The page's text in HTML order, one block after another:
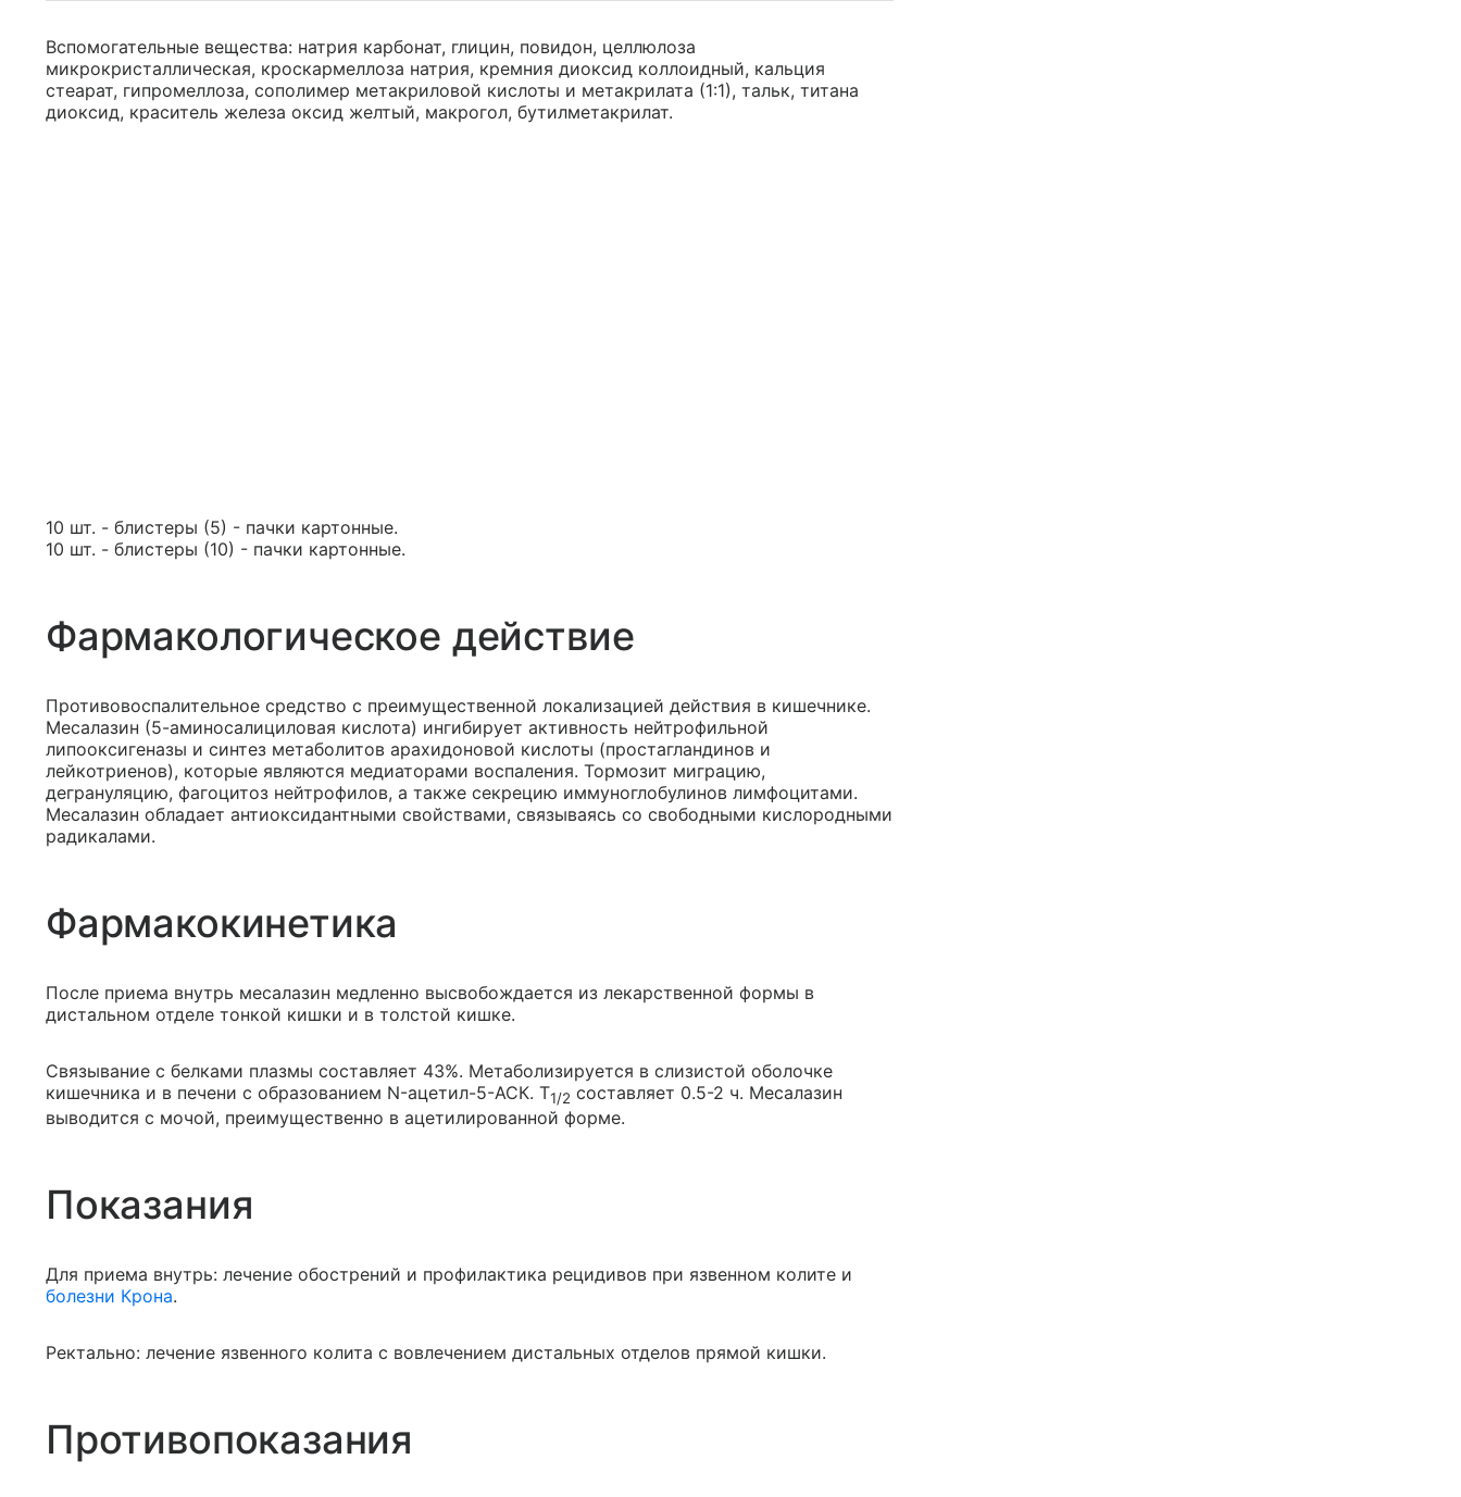
Вспомогательные вещества: натрия карбонат, глицин, повидон, целлюлоза
микрокристаллическая, кроскармеллоза натрия, кремния диоксид коллоидный, кальция
стеарат, гипромеллоза, сополимер метакриловой кислоты и метакрилата (1:1), тальк, титана
диоксид, краситель железа оксид желтый, макрогол, бутилметакрилат.
10 шт. - блистеры (5) - пачки картонные.
10 шт. - блистеры (10) - пачки картонные.
Фармакологическое действие
Противовоспалительное средство с преимущественной локализацией действия в кишечнике.
Месалазин (5-аминосалициловая кислота) ингибирует активность нейтрофильной
липооксигеназы и синтез метаболитов арахидоновой кислоты (простагландинов и
лейкотриенов), которые являются медиаторами воспаления. Тормозит миграцию,
дегрануляцию, фагоцитоз нейтрофилов, а также секрецию иммуноглобулинов лимфоцитами.
Месалазин обладает антиоксидантными свойствами, связываясь со свободными кислородными
радикалами.
Фармакокинетика
После приема внутрь месалазин медленно высвобождается из лекарственной формы в
дистальном отделе тонкой кишки и в толстой кишке.
Связывание с белками плазмы составляет 43%. Метаболизируется в слизистой оболочке
кишечника и в печени с образованием N-ацетил-5-АСК. T1/2 составляет 0.5-2 ч. Месалазин
выводится с мочой, преимущественно в ацетилированной форме.
Показания
Для приема внутрь: лечение обострений и профилактика рецидивов при язвенном колите и
болезни Крона.
Ректально: лечение язвенного колита с вовлечением дистальных отделов прямой кишки.
Противопоказания